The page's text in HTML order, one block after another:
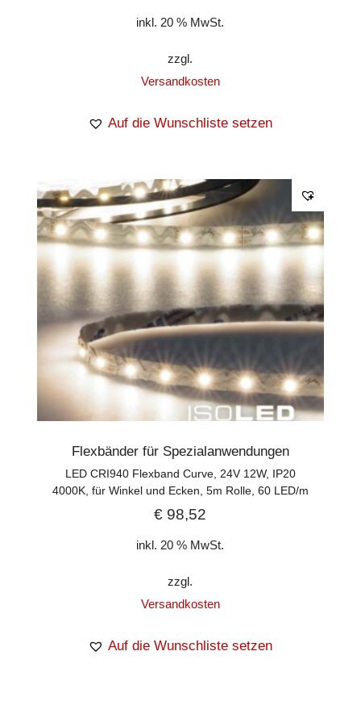
inkl. 20 % MwSt.
zzgl.
Versandkosten
Auf die Wunschliste setzen
Flexbänder für Spezialanwendungen
LED CRI940 Flexband Curve, 24V 12W, IP20
4000K, für Winkel und Ecken, 5m Rolle, 60 LED/m
€ 98,52
inkl. 20 % MwSt.
zzgl.
Versandkosten
Auf die Wunschliste setzen